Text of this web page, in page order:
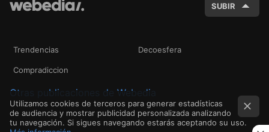
SUBIR
Trendencias Decoesfera
Compradiccion
Otras publicaciones de Webedia
Utilizamos cookies de terceros para generar estadísticas
de audiencia y mostrar publicidad personalizada analizando
tu navegación. Si sigues navegando estarás aceptando su uso.